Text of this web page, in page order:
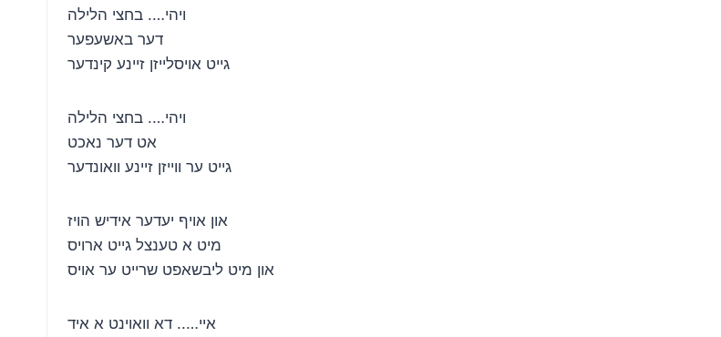
ויהי…. בחצי הלילה
דער באשעפער
גייט אויסלייזן זיינע קינדער
ויהי…. בחצי הלילה
אט דער נאכט
גייט ער ווייזן זיינע וואונדער
און אויף יעדער אידיש הויז
מיט א טענצל גייט ארויס
און מיט ליבשאפט שרייט ער אויס
איי….. דא וואוינט א איד